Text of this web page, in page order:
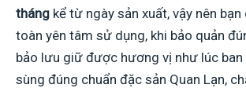
tháng kể từ ngày sản xuất, vậy nên
toàn yên tâm sử dụng, khi bảo quản
bảo lưu giữ được hương vị như lúc ban
sùng đúng chuẩn đặc sản Quan Lạn,